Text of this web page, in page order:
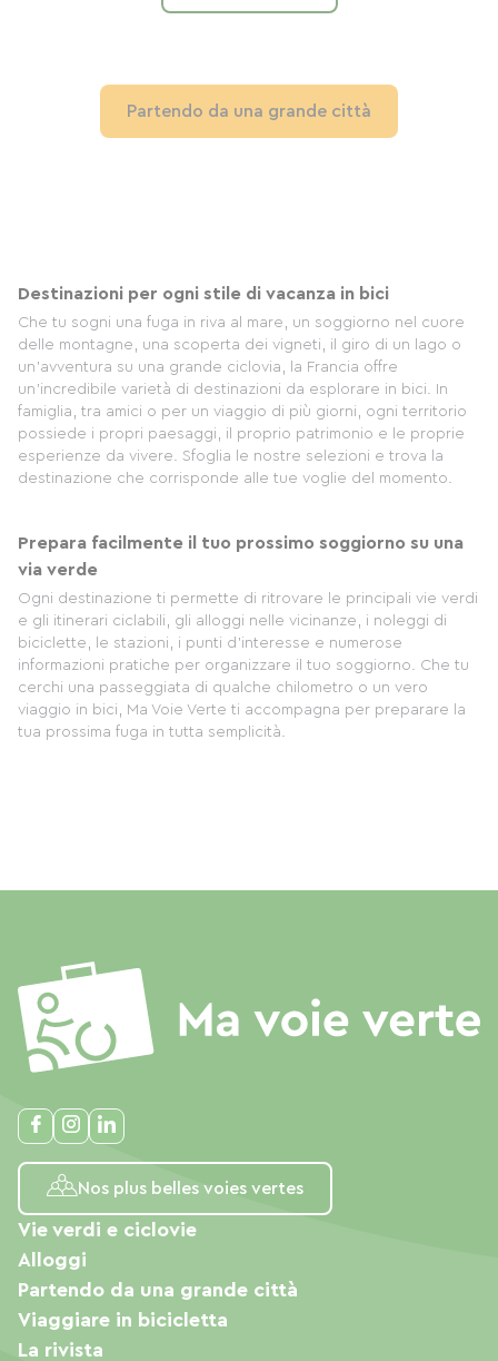
Partendo da una grande città
Destinazioni per ogni stile di vacanza in bici
Che tu sogni una fuga in riva al mare, un soggiorno nel cuore
delle montagne, una scoperta dei vigneti, il giro di un lago o
un'avventura su una grande ciclovia, la Francia offre
un'incredibile varietà di destinazioni da esplorare in bici. In
famiglia, tra amici o per un viaggio di più giorni, ogni territorio
possiede i propri paesaggi, il proprio patrimonio e le proprie
esperienze da vivere. Sfoglia le nostre selezioni e trova la
destinazione che corrisponde alle tue voglie del momento.
Prepara facilmente il tuo prossimo soggiorno su una
via verde
Ogni destinazione ti permette di ritrovare le principali vie verdi
e gli itinerari ciclabili, gli alloggi nelle vicinanze, i noleggi di
biciclette, le stazioni, i punti d'interesse e numerose
informazioni pratiche per organizzare il tuo soggiorno. Che tu
cerchi una passeggiata di qualche chilometro o un vero
viaggio in bici, Ma Voie Verte ti accompagna per preparare la
tua prossima fuga in tutta semplicità.
Nos plus belles voies vertes
Vie verdi e ciclovie
Alloggi
Partendo da una grande città
Viaggiare in bicicletta
La rivista